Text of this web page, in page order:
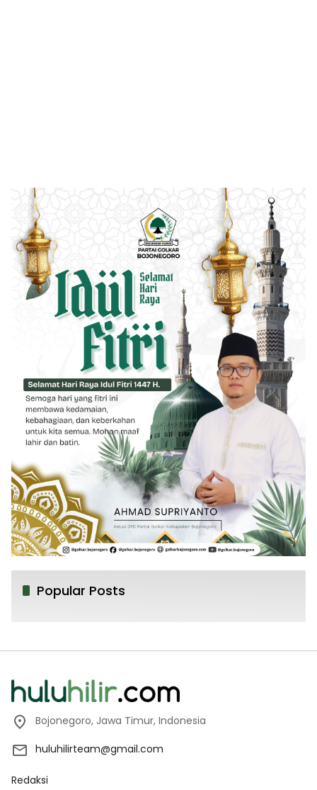
Popular Posts
Bojonegoro, Jawa Timur, Indonesia
huluhilirteam@gmail.com
Redaksi